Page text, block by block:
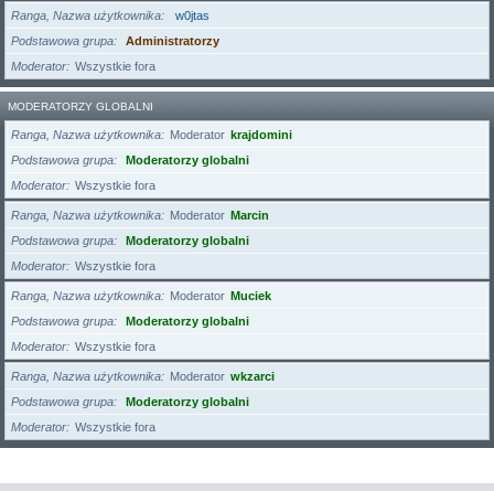
Ranga, Nazwa użytkownika
w0jtas
Podstawowa grupa
Administratorzy
Moderator
Wszystkie fora
MODERATORZY GLOBALNI
Ranga, Nazwa użytkownika Moderator krajdomini
Podstawowa grupa
Moderatorzy globalni
Moderator
Wszystkie fora
Ranga, Nazwa użytkownika Moderator Marcin
Podstawowa grupa
Moderatorzy globalni
Moderator
Wszystkie fora
Ranga, Nazwa użytkownika Moderator Muciek
Podstawowa grupa
Moderatorzy globalni
Moderator
Wszystkie fora
Ranga, Nazwa użytkownika Moderator wkzarci
Podstawowa grupa
Moderatorzy globalni
Moderator
Wszystkie fora